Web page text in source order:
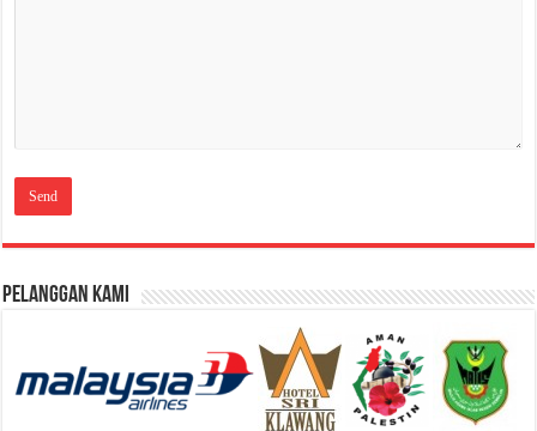
Pelanggan Kami